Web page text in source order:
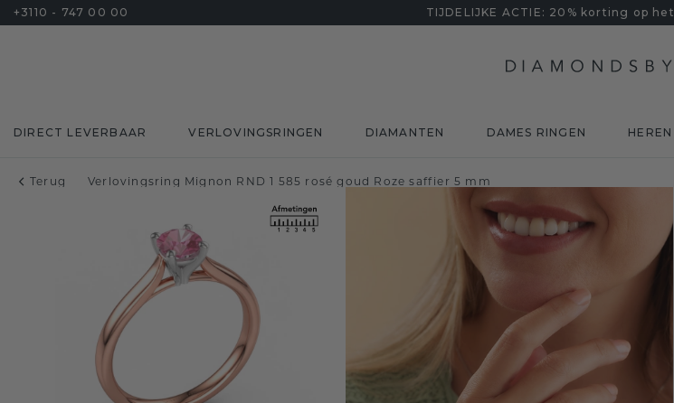
+3110 - 747 00 00 TIJDELIJKE ACTIE: 20% korting op
DIRECT LEVERBAAR VERLOVINGSRINGEN DIAMANTEN DAMES RINGEN
Terug Verlovingsring Mignon RND 1 585 rosé goud Roze saffier 5 mm